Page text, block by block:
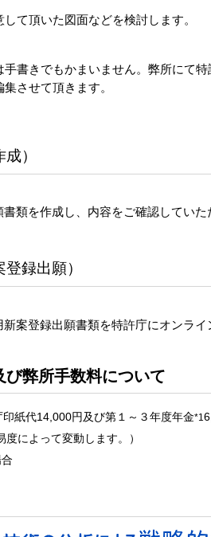
して頂いた図面などを検討します。
手書きでもかまいません。弊所にて
集させて頂きます。
）
類を作成し、内容をご確認していた
録出願）
案登録出願書類を特許庁にオンライ
弊所手数料について
紙代14,000円及び第１～３年度年金*1
によって変動します。）